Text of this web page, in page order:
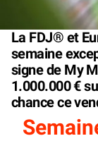
La FDJ® et
semaine
signe de My
1.000.000 €
chance ce